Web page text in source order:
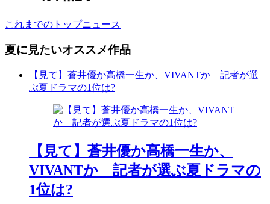
これまでのトップニュース
夏に見たいオススメ作品
【見て】蒼井優か高橋一生か、VIVANTか 記者が選
ぶ夏ドラマの1位は?
【見て】蒼井優か高橋一生か、
VIVANTか 記者が選ぶ夏ドラマの
1位は?